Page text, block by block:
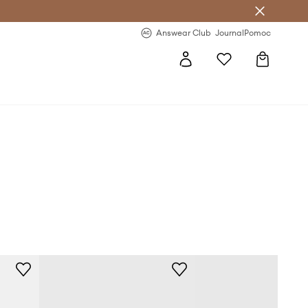
Answear Club JournalPomoc